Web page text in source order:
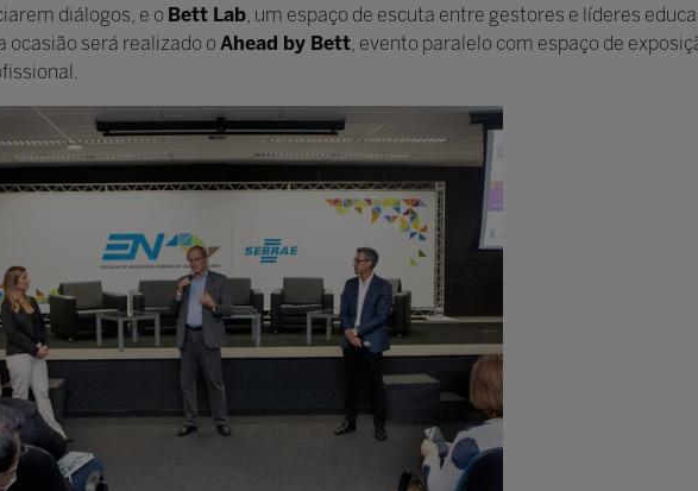
diálogos, e o Bett Lab, um espaço de escuta entre gestores e líderes
ocasião será realizado oAhead by Bett, evento paralelo com espaço de